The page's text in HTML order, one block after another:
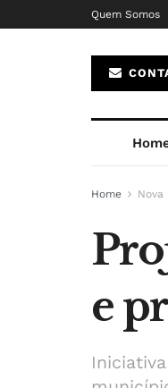
Quem Somos
Home Nova
e